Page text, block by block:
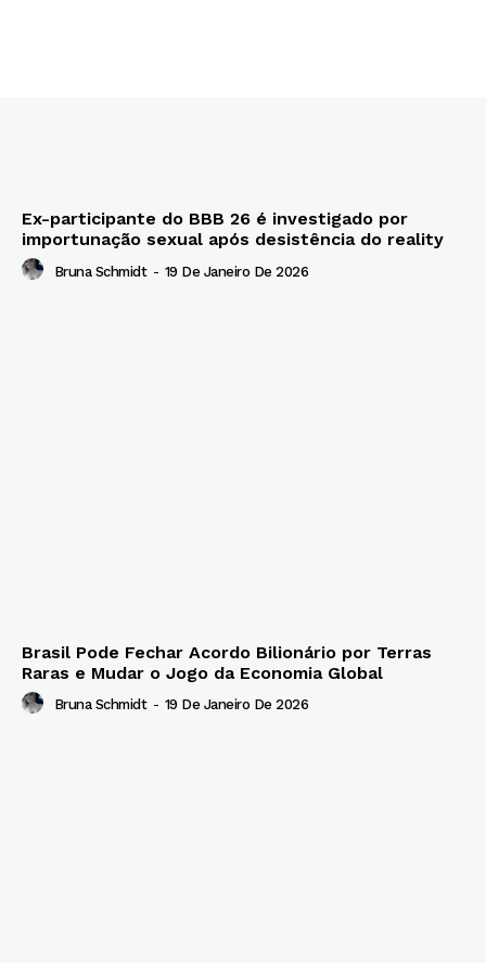
Ex-participante do BBB 26 é investigado por
importunação sexual após desistência do reality
Bruna Schmidt - 19 De Janeiro De 2026
Brasil Pode Fechar Acordo Bilionário por Terras
Raras e Mudar o Jogo da Economia Global
Bruna Schmidt - 19 De Janeiro De 2026